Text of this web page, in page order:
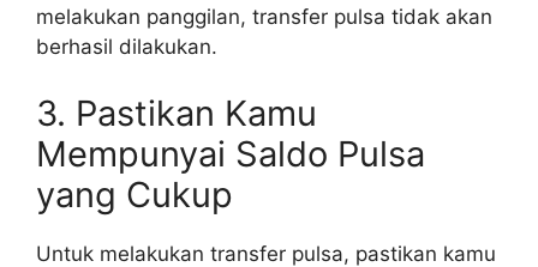
melakukan panggilan, transfer pulsa tidak akan
berhasil dilakukan.
3. Pastikan Kamu
Mempunyai Saldo Pulsa
yang Cukup
Untuk melakukan transfer pulsa, pastikan kamu